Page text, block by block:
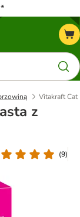
Vitakraft
z
(9)